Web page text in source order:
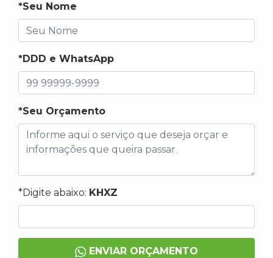
*Seu Nome
*DDD e WhatsApp
*Seu Orçamento
*Digite abaixo: KHXZ
ENVIAR ORÇAMENTO